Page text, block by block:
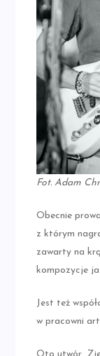
Fot. Adam
Obecnie
z którym
zawarty na
kompozycje
Jest też
w pracowni